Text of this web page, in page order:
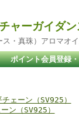
ーガイダン
・真珠）アロマオ
ポイント会員登録
チェーン（SV925）
ン（SV925）